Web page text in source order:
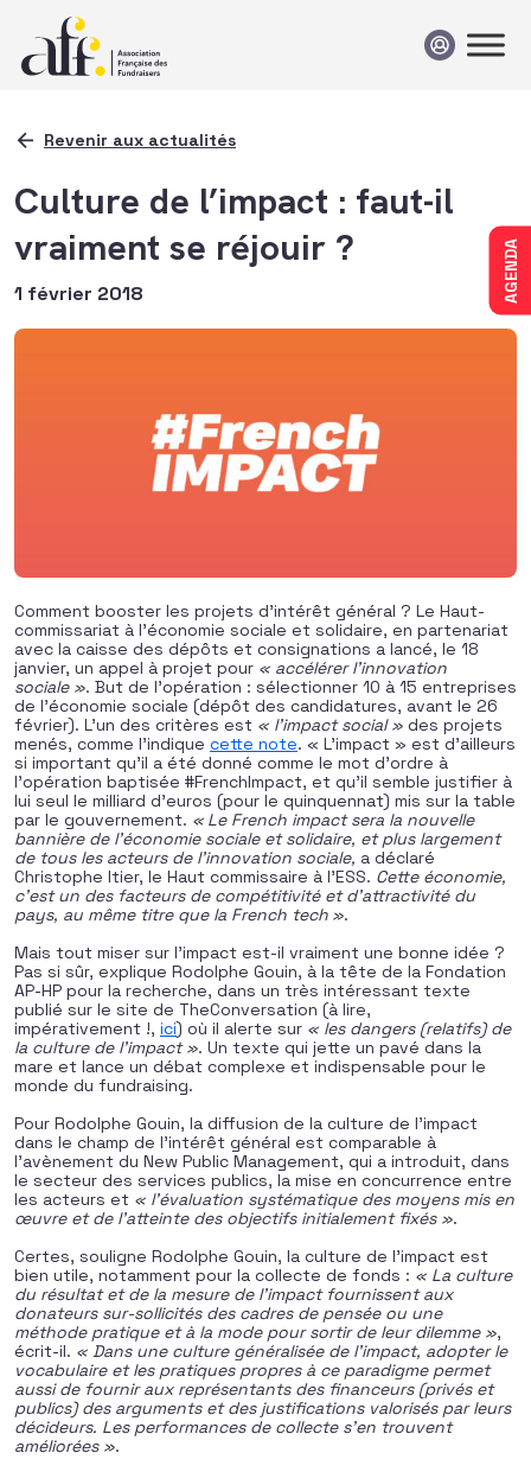
AGENDA
Revenir aux actualités
Culture de l’impact : faut-il
vraiment se réjouir ?
1 février 2018
Comment booster les projets d’intérêt général ? Le Haut-
commissariat à l’économie sociale et solidaire, en partenariat
avec la caisse des dépôts et consignations a lancé, le 18
janvier, un appel à projet pour « accélérer l’innovation
sociale ». But de l’opération : sélectionner 10 à 15 entreprises
de l’économie sociale (dépôt des candidatures, avant le 26
février). L’un des critères est « l’impact social » des projets
menés, comme l’indique cette note. « L’impact » est d’ailleurs
si important qu’il a été donné comme le mot d’ordre à
l’opération baptisée #FrenchImpact, et qu’il semble justifier à
lui seul le milliard d’euros (pour le quinquennat) mis sur la table
par le gouvernement. « Le French impact sera la nouvelle
bannière de l’économie sociale et solidaire, et plus largement
de tous les acteurs de l’innovation sociale, a déclaré
Christophe Itier, le Haut commissaire à l’ESS. Cette économie,
c’est un des facteurs de compétitivité et d’attractivité du
pays, au même titre que la French tech ».
Mais tout miser sur l’impact est-il vraiment une bonne idée ?
Pas si sûr, explique Rodolphe Gouin, à la tête de la Fondation
AP-HP pour la recherche, dans un très intéressant texte
publié sur le site de TheConversation (à lire,
impérativement !, ici) où il alerte sur « les dangers (relatifs) de
la culture de l’impact ». Un texte qui jette un pavé dans la
mare et lance un débat complexe et indispensable pour le
monde du fundraising.
Pour Rodolphe Gouin, la diffusion de la culture de l’impact
dans le champ de l’intérêt général est comparable à
l’avènement du New Public Management, qui a introduit, dans
le secteur des services publics, la mise en concurrence entre
les acteurs et « l’évaluation systématique des moyens mis en
œuvre et de l’atteinte des objectifs initialement fixés ».
Certes, souligne Rodolphe Gouin, la culture de l’impact est
bien utile, notamment pour la collecte de fonds : « La culture
du résultat et de la mesure de l’impact fournissent aux
donateurs sur-sollicités des cadres de pensée ou une
méthode pratique et à la mode pour sortir de leur dilemme »,
écrit-il. « Dans une culture généralisée de l’impact, adopter le
vocabulaire et les pratiques propres à ce paradigme permet
aussi de fournir aux représentants des financeurs (privés et
publics) des arguments et des justifications valorisés par leurs
décideurs. Les performances de collecte s’en trouvent
améliorées ».